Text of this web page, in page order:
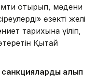
отырып, мәдени
өзекті желі
тарихына үңіліп,
Қытай
санкцияларды алып